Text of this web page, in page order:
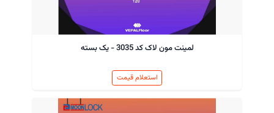
لمینت مون لاک کد 3035 - یک بسته
استعلام قیمت